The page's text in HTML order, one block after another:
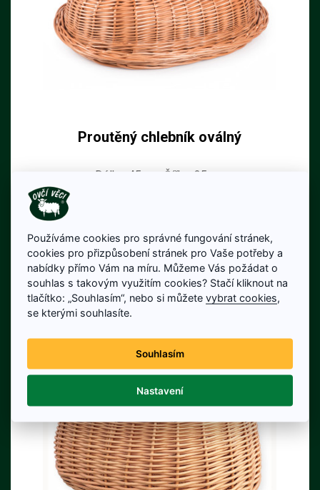
Proutěný chlebník oválný
Délka: 45 cm; Šířka: 35 cm
Na skladě
Detail produktu
Používáme cookies pro správné fungování stránek,
cookies pro přizpůsobení stránek pro Vaše potřeby a
nabídky přímo Vám na míru. Můžeme Vás požádat o
souhlas s takovým využitím cookies? Stačí kliknout na
tlačítko: „Souhlasím“, nebo si můžetevybrat cookies
se kterými souhlasíte.
Souhlasím
Nastavení